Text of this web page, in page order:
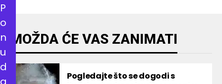
MOŽDA ĆE VAS ZANIMATI
Pogledajte što se dogodi s
P
o
n
u
d